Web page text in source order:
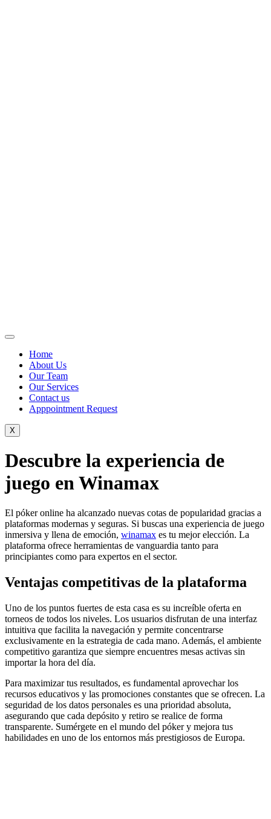
Home
About Us
Our Team
Our Services
Contact us
Apppointment Request
X
Descubre la experiencia de
juego en Winamax
El póker online ha alcanzado nuevas cotas de popularidad gracias a
plataformas modernas y seguras. Si buscas una experiencia de juego
inmersiva y llena de emoción, winamax es tu mejor elección. La
plataforma ofrece herramientas de vanguardia tanto para
principiantes como para expertos en el sector.
Ventajas competitivas de la plataforma
Uno de los puntos fuertes de esta casa es su increíble oferta en
torneos de todos los niveles. Los usuarios disfrutan de una interfaz
intuitiva que facilita la navegación y permite concentrarse
exclusivamente en la estrategia de cada mano. Además, el ambiente
competitivo garantiza que siempre encuentres mesas activas sin
importar la hora del día.
Para maximizar tus resultados, es fundamental aprovechar los
recursos educativos y las promociones constantes que se ofrecen. La
seguridad de los datos personales es una prioridad absoluta,
asegurando que cada depósito y retiro se realice de forma
transparente. Sumérgete en el mundo del póker y mejora tus
habilidades en uno de los entornos más prestigiosos de Europa.